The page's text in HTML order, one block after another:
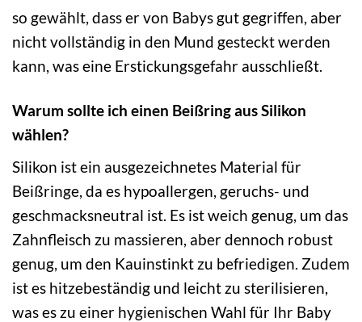
so gewählt, dass er von Babys gut gegriffen, aber
nicht vollständig in den Mund gesteckt werden
kann, was eine Erstickungsgefahr ausschließt.
Warum sollte ich einen Beißring aus Silikon
wählen?
Silikon ist ein ausgezeichnetes Material für
Beißringe, da es hypoallergen, geruchs- und
geschmacksneutral ist. Es ist weich genug, um das
Zahnfleisch zu massieren, aber dennoch robust
genug, um den Kauinstinkt zu befriedigen. Zudem
ist es hitzebeständig und leicht zu sterilisieren,
was es zu einer hygienischen Wahl für Ihr Baby